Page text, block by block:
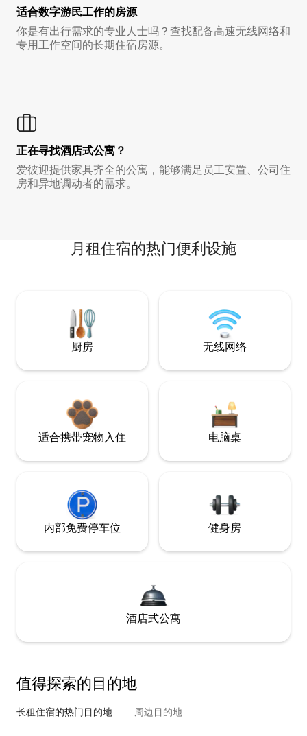
适合数字游民工作的房源
你是有出行需求的专业人士吗？查找配备高速无线网络和
专用工作空间的长期住宿房源。
正在寻找酒店式公寓？
爱彼迎提供家具齐全的公寓，能够满足员工安置、公司住
房和异地调动者的需求。
月租住宿的热门便利设施
厨房 无线网络
适合携带宠物入住 电脑桌
内部免费停车位 健身房
酒店式公寓
值得探索的目的地
长租住宿的热门目的地 周边目的地